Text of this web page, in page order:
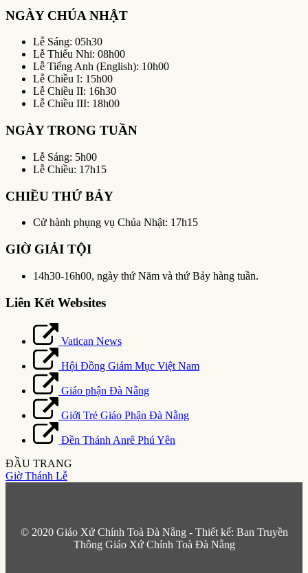
NGÀY CHÚA NHẬT
Lễ Sáng: 05h30
Lễ Thiếu Nhi: 08h00
Lễ Tiếng Anh (English): 10h00
Lễ Chiều I: 15h00
Lễ Chiều II: 16h30
Lễ Chiều III: 18h00
NGÀY TRONG TUẦN
Lễ Sáng: 5h00
Lễ Chiều: 17h15
CHIỀU THỨ BẢY
Cử hành phụng vụ Chúa Nhật: 17h15
GIỜ GIẢI TỘI
14h30-16h00, ngày thứ Năm và thứ Bảy hàng tuần.
Liên Kết Websites
Vatican News
Hội Đồng Giám Mục Việt Nam
Giáo phận Đà Nẵng
Giới Trẻ Giáo Phận Đà Nẵng
Đền Thánh Anrê Phú Yên
ĐẦU TRANG
Giờ Thánh Lễ
© 2020 Giáo Xứ Chính Toà Đà Nẵng - Thiết kế: Ban Truyền
Thông Giáo Xứ Chính Toà Đà Nẵng